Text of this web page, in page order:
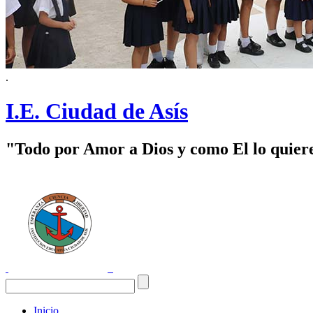
.
I.E. Ciudad de Asís
"Todo por Amor a Dios y como El lo
Inicio